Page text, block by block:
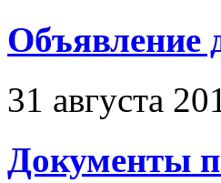
Объявление
31 августа
Документы